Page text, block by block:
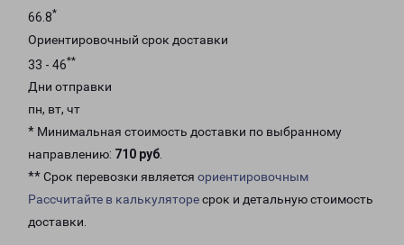
66.8*
Ориентировочный срок доставки
33 - 46**
Дни отправки
пн, вт, чт
* Минимальная стоимость доставки по выбранному
направлению: 710 руб.
** Срок перевозки является ориентировочным
Рассчитайте в калькуляторесрок и детальную стоимость
доставки.